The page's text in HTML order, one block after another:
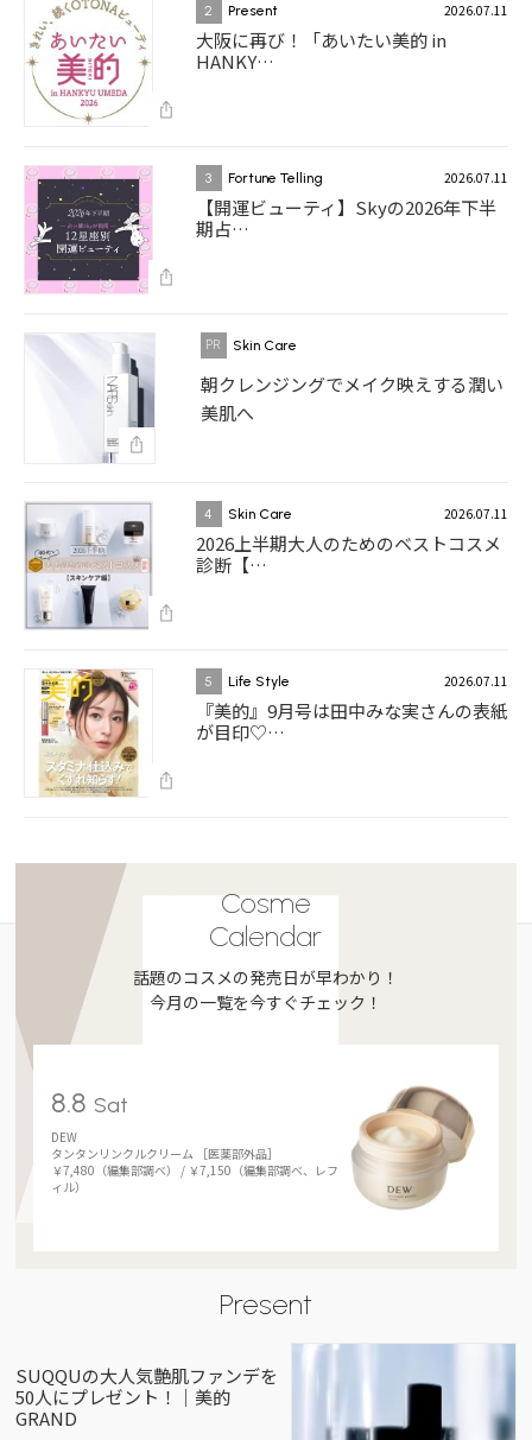
2 Present 2026.07.11
大阪に再び！「あいたい美的 in
HANKY…
3 Fortune Telling 2026.07.11
【開運ビューティ】Skyの2026年下半
期占…
Skin Care
朝クレンジングでメイク映えする潤い
美肌へ
4 Skin Care 2026.07.11
2026上半期大人のためのベストコスメ
診断【…
5 Life Style 2026.07.11
『美的』9月号は田中みな実さんの表紙
が目印♡…
Cosme
Calendar
話題のコスメの発売日が早わかり！
今月の一覧を今すぐチェック！
8.8 Sat
DEW
タンタンリンクルクリーム ［医薬部外品］
￥7,480（編集部調べ） / ￥7,150（編集部調べ、レフ
ィル）
Present
SUQQUの大人気艶肌ファンデを
50人にプレゼント！｜美的
GRAND